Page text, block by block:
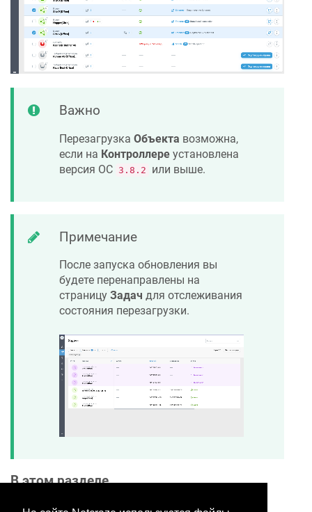
Важно
Перезагрузка Объекта возможна,
если на Контроллере установлена
версия ОС 3.8.2 или выше.
Примечание
После запуска обновления вы
будете перенаправлены на
страницу Задач для отслеживания
состояния перезагрузки.
В этом разделе